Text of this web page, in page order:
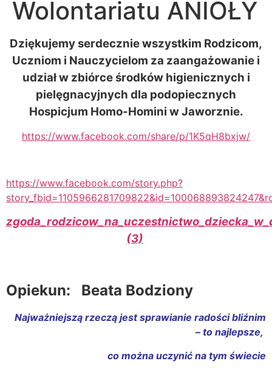
Wolontariatu ANIOŁY
Dziękujemy serdecznie wszystkim Rodzicom,
Uczniom i Nauczycielom za zaangażowanie i
udział w zbiórce środków higienicznych i
pielęgnacyjnych dla podopiecznych
Hospicjum Homo-Homini w Jaworznie.
https://www.facebook.com/share/p/1K5qH8bxjw/
https://www.facebook.com/story.php?
(3)
Opiekun: Beata Bodziony
Najważniejszą rzeczą jest sprawianie radości bliźnim
– to najlepsze,
co można uczynić na tym świecie